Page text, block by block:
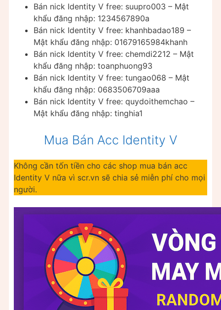
Bán nick Identity V free: suupro003 – Mật
khẩu đăng nhập: 1234567890a
Bán nick Identity V free: khanhbadao189 –
Mật khẩu đăng nhập: 01679165984khanh
Bán nick Identity V free: chemdi2212 – Mật
khẩu đăng nhập: toanphuong93
Bán nick Identity V free: tungao068 – Mật
khẩu đăng nhập: 0683506709aaa
Bán nick Identity V free: quydoithemchao –
Mật khẩu đăng nhập: tinghia1
Mua Bán Acc Identity V
Không cần tốn tiền cho các shop mua bán acc
Identity V nữa vì scr.vn sẽ chia sẻ miễn phí cho mọi
người.